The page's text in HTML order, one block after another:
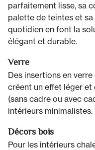
parfaitement lisse, sa
palette de teintes et
quotidien en font la
élégant et durable.
Verre
Des insertions en
créent un effet léger et
(sans cadre ou avec
intérieurs minimalistes.
Décors bois
Pour les intérieurs